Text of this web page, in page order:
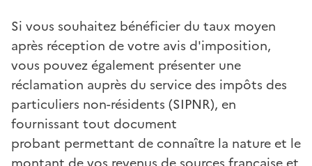
Si vous souhaitez bénéficier du taux moyen
après réception de votre avis d'imposition,
vous pouvez également présenter une
réclamation auprès du service des impôts des
particuliers non-résidents (SIPNR), en
fournissant tout document
probant permettant de connaître la nature et le